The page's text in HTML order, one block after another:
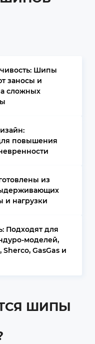
Шипы
заносы и
сложных
повышения
из
и нагрузки
Подходят для
моделей,
Sherco, GasGas и
ШИПЫ